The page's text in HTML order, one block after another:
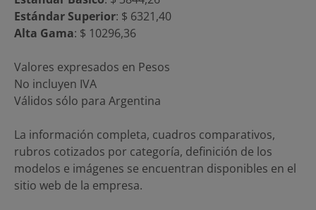
Estándar Superior: $ 6321,40
Alta Gama: $ 10296,36
Valores expresados en Pesos
No incluyen IVA
Válidos sólo para Argentina
La información completa, cuadros comparativos,
rubros cotizados por categoría, definición de los
modelos e imágenes se encuentran disponibles en el
sitio web de la empresa.